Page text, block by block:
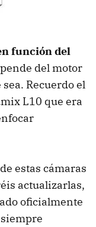
función del
del motor
Recuerdo el
L10 que era
estas cámaras
actualizarlas,
oficialmente